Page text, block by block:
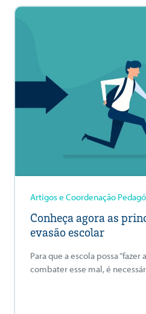
Artigos e Coordenação
Conheça agora as
evasão escolar
Para que a escola possa “fazer
combater esse mal, é